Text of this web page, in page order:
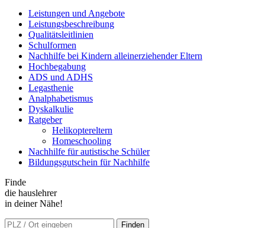
Leistungen und Angebote
Leistungsbeschreibung
Qualitätsleitlinien
Schulformen
Nachhilfe bei Kindern alleinerziehender Eltern
Hochbegabung
ADS und ADHS
Legasthenie
Analphabetismus
Dyskalkulie
Ratgeber
Helikoptereltern
Homeschooling
Nachhilfe für autistische Schüler
Bildungsgutschein für Nachhilfe
Finde
die hauslehrer
in deiner Nähe!